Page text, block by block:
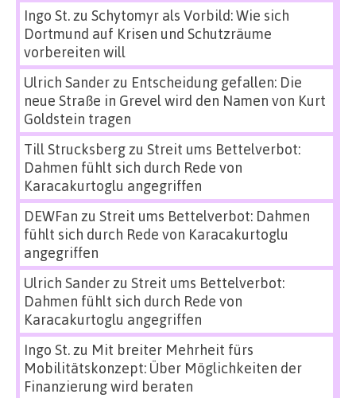
Ingo St.zu Schytomyr als Vorbild: Wie sich
Dortmund auf Krisen und Schutzräume
vorbereiten will
Ulrich Sanderzu Entscheidung gefallen: Die
neue Straße in Grevel wird den Namen von Kurt
Goldstein tragen
Till Strucksbergzu Streit ums Bettelverbot:
Dahmen fühlt sich durch Rede von
Karacakurtoglu angegriffen
DEWFan zu Streit ums Bettelverbot: Dahmen
fühlt sich durch Rede von Karacakurtoglu
angegriffen
Ulrich Sanderzu Streit ums Bettelverbot:
Dahmen fühlt sich durch Rede von
Karacakurtoglu angegriffen
Ingo St.zu Mit breiter Mehrheit fürs
Mobilitätskonzept: Über Möglichkeiten der
Finanzierung wird beraten